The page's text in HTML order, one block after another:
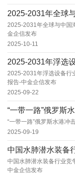
2025-2031年全球与中国
金企信发布
2025-10-11
2025-2031年浮选设备行
报告-中金企信发布
2025-09-22
“一带一路”俄罗斯水港冲
2025-09-19
中国水肺潜水装备行业竞
中金企信发布